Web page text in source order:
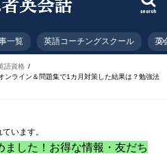
search
一覧 英語コーチングスクール 英
語資格
ンライン＆問題集で1カ月対策した結果は？勉強法
います。
ました！お得な情報・友だち